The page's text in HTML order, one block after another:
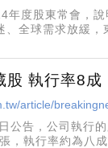
度股東常會，
全球需求放緩，
股 執行率8成
article/
公告，公司執行
，執行率約為八